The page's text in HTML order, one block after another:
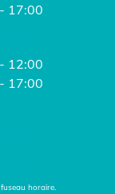
17:00
12:00
17:00
horaire.